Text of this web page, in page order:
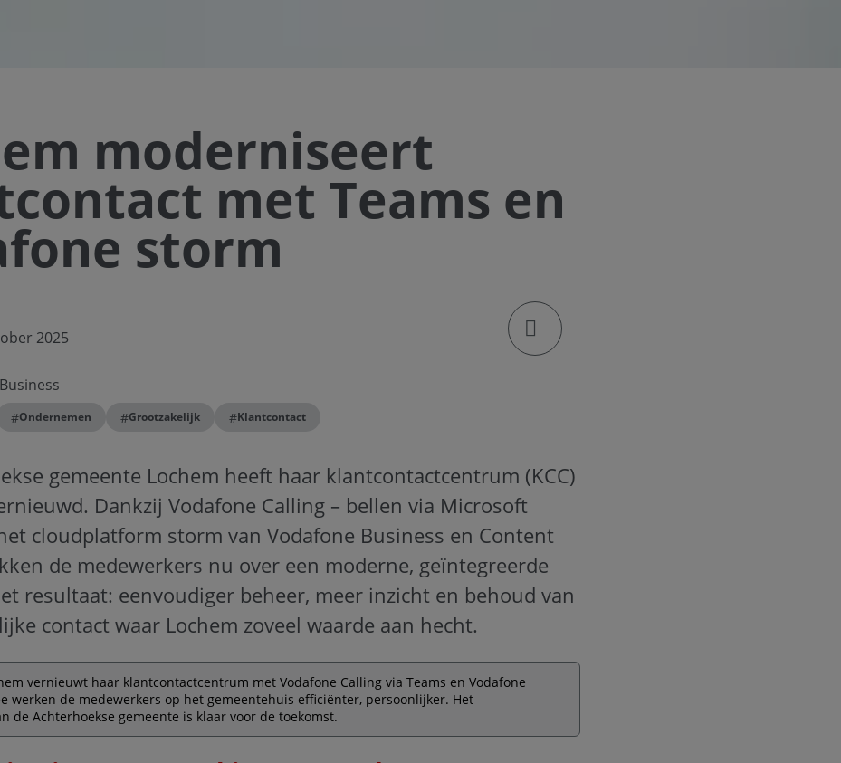
moderniseert
met Teams en
storm
2025
klik om de deellinks te openen
#Ondernemen #Grootzakelijk #Klantcontact
gemeente Lochem heeft haar klantcontactcentrum (KCC)
Dankzij Vodafone Calling – bellen via Microsoft
cloudplatform storm van Vodafone Business en Content
de medewerkers nu over een moderne, geïntegreerde
resultaat: eenvoudiger beheer, meer inzicht en behoud van
contact waar Lochem zoveel waarde aan hecht.
vernieuwt haar klantcontactcentrum met Vodafone Calling via Teams en Vodafone
werken de medewerkers op het gemeentehuis efficiënter, persoonlijker. Het
de Achterhoekse gemeente is klaar voor de toekomst.